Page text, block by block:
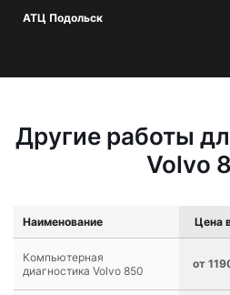
АТЦ Подольск
Другие работы
Volvo
Наименование Цена
Компьютерная
диагностика Volvo 850
от